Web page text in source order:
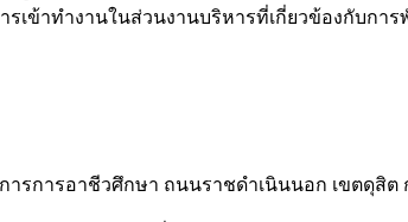
เข้าทำงานในส่วนงานบริหารที่เกี่ยวข้องกับกา
รการอาชีวศึกษา ถนนราชดำเนินนอก เขตดุสิต ก